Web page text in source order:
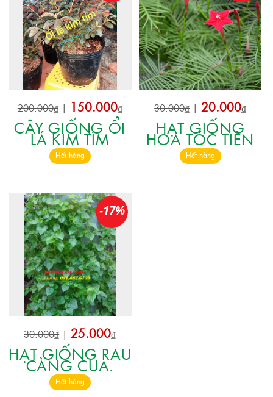
200.000₫| 150.000₫
CÂY GIỐNG ỔI
LÁ KIM TÍM
Hết hàng
30.000₫|20.000₫
HẠT GIỐNG
HOA TÓC TIÊN
Hết hàng
-17%
30.000₫| 25.000₫
HẠT GIỐNG RAU
CÀNG CUA.
Hết hàng